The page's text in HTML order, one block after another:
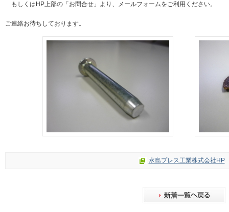
もしくはHP上部の「お問合せ」より、メールフォームをご利用ください。
ご連絡お待ちしております。
水島プレス工業株式会社HP